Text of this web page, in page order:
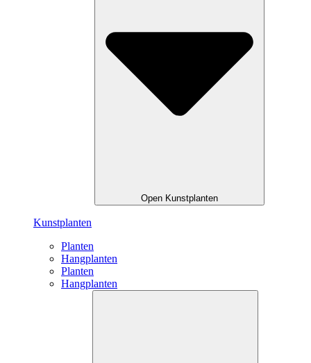
Open Kunstplanten
Kunstplanten
Planten
Hangplanten
Planten
Hangplanten